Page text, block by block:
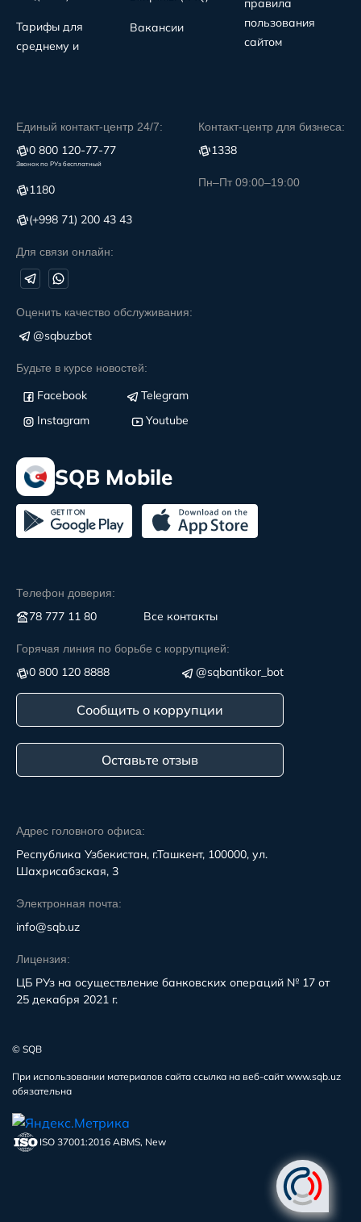
Адрес головного офиса:
Республика Узбекистан, г.Ташкент, 100000, ул.
Шахрисабзская, 3
Электронная почта:
info@sqb.uz
Лицензия:
ЦБ РУз на осуществление банковских операций № 17 от
25 декабря 2021 г.
Тарифы для
среднему и
Вакансии
правила
пользования
сайтом
Единый контакт-центр 24/7:
0 800 120-77-77
Звонок по РУз бесплатный
1180
(+998 71) 200 43 43
Для связи онлайн:
Контакт-центр для бизнеса:
1338
Пн–Пт 09:00–19:00
Оценить качество обслуживания:
@sqbuzbot
Будьте в курсе новостей:
Facebook
Telegram
Instagram
Youtube
SQB Mobile
Телефон доверия:
78 777 11 80 Все контакты
Горячая линия по борьбе с коррупцией:
0 800 120 8888 @sqbantikor_bot
Сообщить о коррупции
Оставьте отзыв
© SQB
При использовании материалов сайта ссылка на веб-сайт www.sqb.uz
обязательна
ISO 37001:2016 ABMS, New